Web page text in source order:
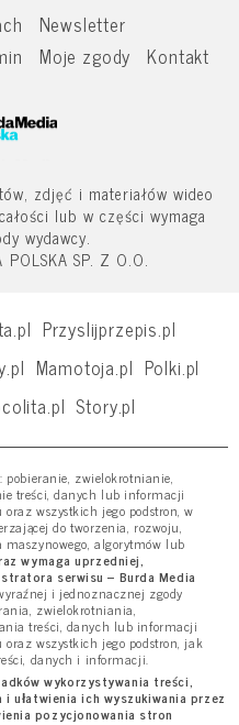
Newsletter
Moje zgody Kontakt
zdjęć i materiałów wideo
lub w części wymaga
wydawcy.
SP. Z O.O.
Przyslijprzepis.pl
Mamotoja.pl Polki.pl
Story.pl
pobieranie, zwielokrotnianie,
treści, danych lub informacji
wszystkich jego podstron, w
do tworzenia, rozwoju,
algorytmów lub
wymaga uprzedniej,
serwisu – Burda Media
i jednoznacznej zgody
zwielokrotniania,
treści, danych lub informacji
wszystkich jego podstron, jak
danych i informacji.
wykorzystywania treści,
ułatwienia ich wyszukiwania przez
pozycjonowania stron